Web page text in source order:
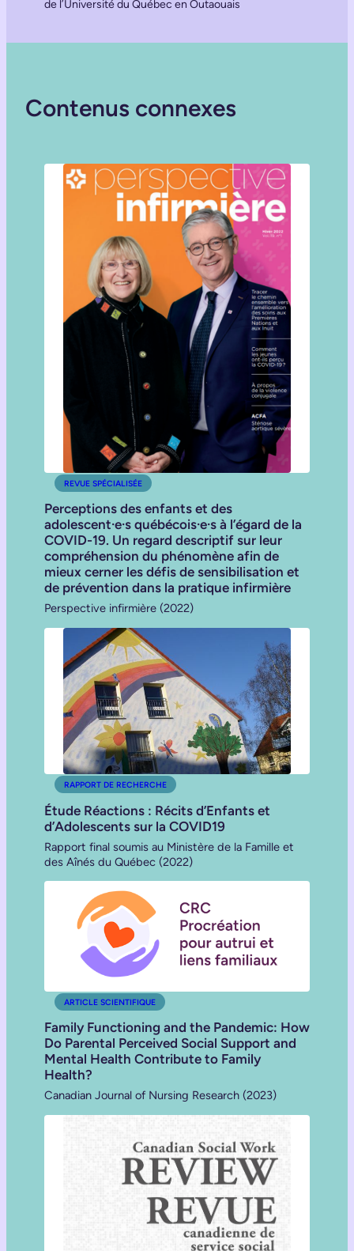
de l’Université du Québec en Outaouais
Contenus connexes
REVUE SPÉCIALISÉE
Perceptions des enfants et des
adolescent·e·s québécois·e·s à l’égard de la
COVID-19. Un regard descriptif sur leur
compréhension du phénomène afin de
mieux cerner les défis de sensibilisation et
de prévention dans la pratique infirmière
Perspective infirmière (2022)
RAPPORT DE RECHERCHE
Étude Réactions : Récits d’Enfants et
d’Adolescents sur la COVID19
Rapport final soumis au Ministère de la Famille et
des Aînés du Québec (2022)
ARTICLE SCIENTIFIQUE
Family Functioning and the Pandemic: How
Do Parental Perceived Social Support and
Mental Health Contribute to Family
Health?
Canadian Journal of Nursing Research (2023)